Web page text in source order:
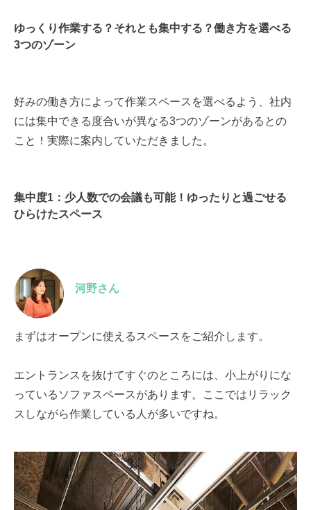
ゆっくり作業する？それとも集中する？働き方を選べる
3つのゾーン
好みの働き方によって作業スペースを選べるよう、社内
には集中できる度合いが異なる3つのゾーンがあるとの
こと！実際に案内していただきました。
集中度1：少人数での会議も可能！ゆったりと過ごせる
ひらけたスペース
河野さん
まずはオープンに使えるスペースをご紹介します。
エントランスを抜けてすぐのところには、小上がりにな
っているソファスペースがあります。ここではリラック
スしながら作業している人が多いですね。